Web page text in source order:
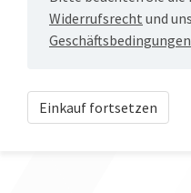
Widerrufsrecht und
Geschäftsbedingungen
Einkauf fortsetzen